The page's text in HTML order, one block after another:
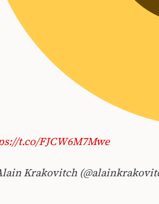
t.co/FJCW6M7Mwe
Krakovitch